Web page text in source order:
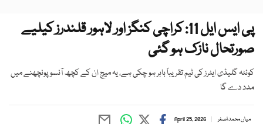
پی ایس ایل 11: کراچی کنگز اور لاہور قلندرز کیلیے
صورتحال نازک ہو گئی
کوئٹہ گلیڈی ایٹرز کی ٹیم تقریباً باہر ہو چکی ہے، یہ میچ ان کے کچھ آنسو پونچھنے میں
مدد دے گا
میاں محمد اصغر April 25, 2026